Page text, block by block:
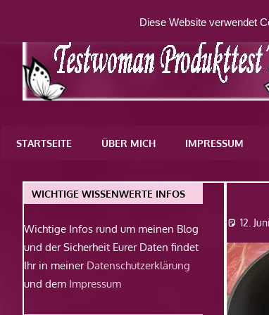
springen
WordPress-
STARTSEITE ÜBER MICH IMPRESSUM
12.
WICHTIGE WISSENWERTE INFOS
Wichtige Infos rund um meinen Blog
und der Sicherheit Eurer Daten findet
Ihr in meiner Datenschutzerklärung
und dem Impressum
Diese Website verwendet